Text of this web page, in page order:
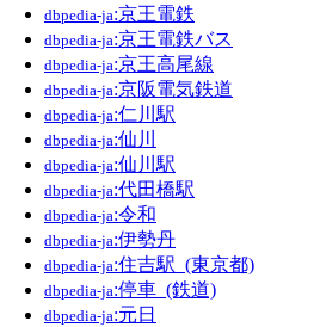
dbpedia-ja:京王電鉄
dbpedia-ja:京王電鉄バス
dbpedia-ja:京王高尾線
dbpedia-ja:京阪電気鉄道
dbpedia-ja:仁川駅
dbpedia-ja:仙川
dbpedia-ja:仙川駅
dbpedia-ja:代田橋駅
dbpedia-ja:令和
dbpedia-ja:伊勢丹
dbpedia-ja:住吉駅_(東京都)
dbpedia-ja:停車_(鉄道)
dbpedia-ja:元日